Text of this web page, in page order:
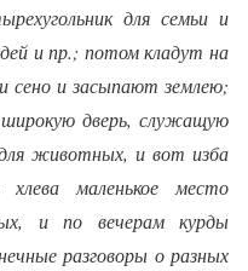
для семьи и
и пр.; потом кладут на
сено и засыпают землею;
дверь, служащую
животных, и вот изба
маленькое место
и по вечерам курды
разговоры о разных